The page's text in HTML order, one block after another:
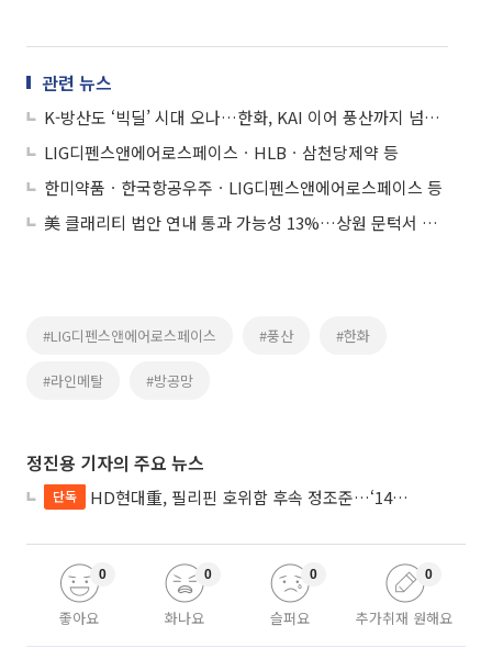
관련 뉴스
K-방산도 ‘빅딜’ 시대 오나…한화, KAI 이어 풍산까지 넘본다
LIG디펜스앤에어로스페이스ㆍHLBㆍ삼천당제약 등
한미약품ㆍ한국항공우주ㆍLIG디펜스앤에어로스페이스 등
美 클래리티 법안 연내 통과 가능성 13%…상원 문턱서 제동
#LIG디펜스앤에어로스페이스 #풍산 #한화
#라인메탈 #방공망
정진용 기자의 주요 뉴스
단독 HD현대重, 필리핀 호위함 후속 정조준…‘14척+α’ 싹쓸이 노린다
좋아요
0
화나요
0
슬퍼요
0
추가취재 원해요
0